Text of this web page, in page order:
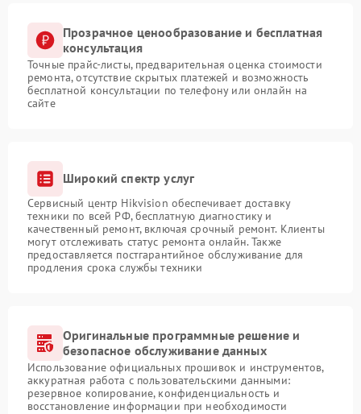
Прозрачное ценообразование и бесплатная
консультация
Точные прайс-листы, предварительная оценка стоимости
ремонта, отсутствие скрытых платежей и возможность
бесплатной консультации по телефону или онлайн на
сайте
Широкий спектр услуг
Сервисный центр Hikvision обеспечивает доставку
техники по всей РФ, бесплатную диагностику и
качественный ремонт, включая срочный ремонт. Клиенты
могут отслеживать статус ремонта онлайн. Также
предоставляется постгарантийное обслуживание для
продления срока службы техники
Оригинальные программные решение и
безопасное обслуживание данных
Использование официальных прошивок и инструментов,
аккуратная работа с пользовательскими данными:
резервное копирование, конфиденциальность и
восстановление информации при необходимости